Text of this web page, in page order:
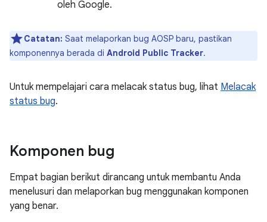
oleh Google.
Catatan: Saat melaporkan bug AOSP baru, pastikan
komponennya berada di Android Public Tracker.
Untuk mempelajari cara melacak status bug, lihat Melacak
status bug.
Komponen bug
Empat bagian berikut dirancang untuk membantu Anda
menelusuri dan melaporkan bug menggunakan komponen
yang benar.